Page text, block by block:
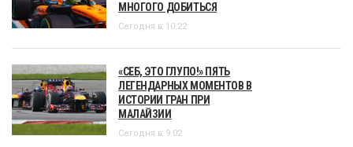
МНОГОГО ДОБИТЬСЯ
Сегодня в 10:22
«СЕБ, ЭТО ГЛУПО!» ПЯТЬ
ЛЕГЕНДАРНЫХ МОМЕНТОВ В
ИСТОРИИ ГРАН ПРИ
МАЛАЙЗИИ
Сегодня в 9:02